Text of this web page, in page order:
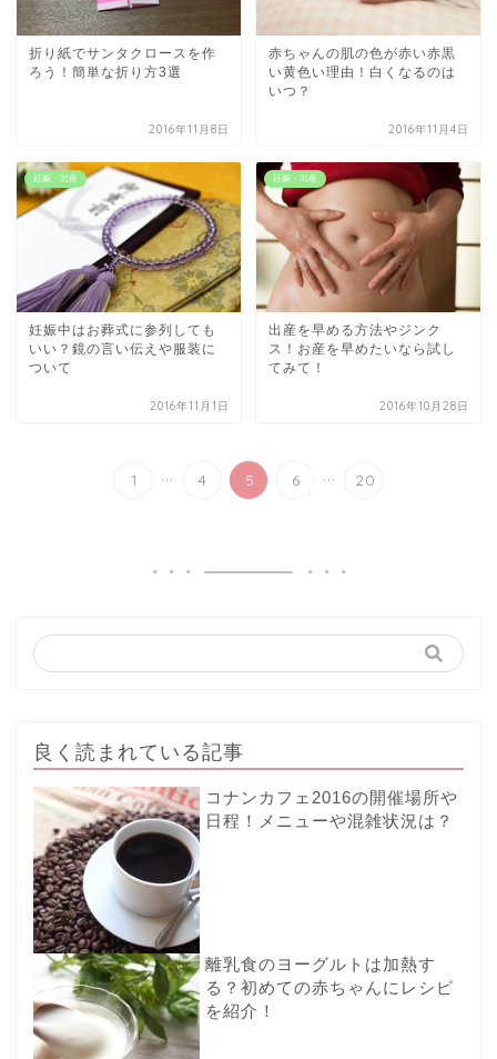
折り紙でサンタクロースを作
ろう！簡単な折り方3選
2016年11月8日
赤ちゃんの肌の色が赤い赤黒
い黄色い理由！白くなるのは
いつ？
2016年11月4日
妊娠・出産
妊娠中はお葬式に参列しても
いい？鏡の言い伝えや服装に
ついて
2016年11月1日
妊娠・出産
出産を早める方法やジンク
ス！お産を早めたいなら試し
てみて！
2016年10月28日
1 ... 4 5 6 ... 20
良く読まれている記事
コナンカフェ2016の開催場所や
日程！メニューや混雑状況は？
離乳食のヨーグルトは加熱す
る？初めての赤ちゃんにレシピ
を紹介！